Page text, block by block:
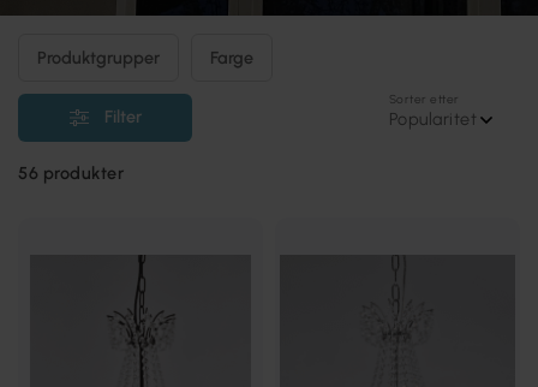
Filter
Produktgrupper Farge
Sorter etter
Popularitet
56 produkter